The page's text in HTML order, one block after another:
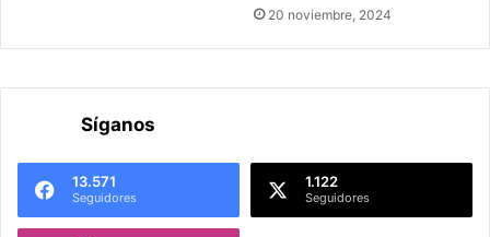
20 noviembre, 2024
Síganos
13.571
Seguidores
1.122
Seguidores